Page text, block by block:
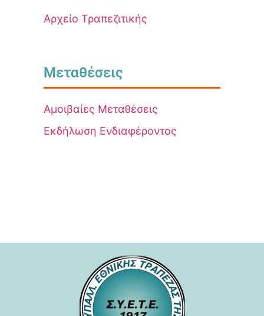
Αρχείο Τραπεζιτικής
Μεταθέσεις
Αμοιβαίες Μεταθέσεις
Εκδήλωση Ενδιαφέροντος